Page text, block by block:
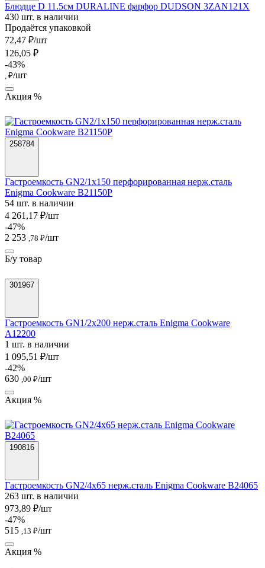
Блюдце D 11.5см DURALINE фарфор DUDSON 3ZAN121X
430 шт. в наличии
Продаётся упаковкой
72,47 ₽/шт
126,05 ₽
-43%
, ₽/шт
Акция %
258784
Гастроемкость GN2/1х150 перфорированная нерж.сталь
Enigma Cookware B21150P
54 шт. в наличии
4 261,17 ₽/шт
-47%
2 253 ,78 ₽/шт
Б/у товар
301967
Гастроемкость GN1/2х200 нерж.сталь Enigma Cookware
A12200
1 шт. в наличии
1 095,51 ₽/шт
-42%
630 ,00 ₽/шт
Акция %
190816
Гастроемкость GN2/4х65 нерж.сталь Enigma Cookware B24065
263 шт. в наличии
973,89 ₽/шт
-47%
515 ,13 ₽/шт
Акция %